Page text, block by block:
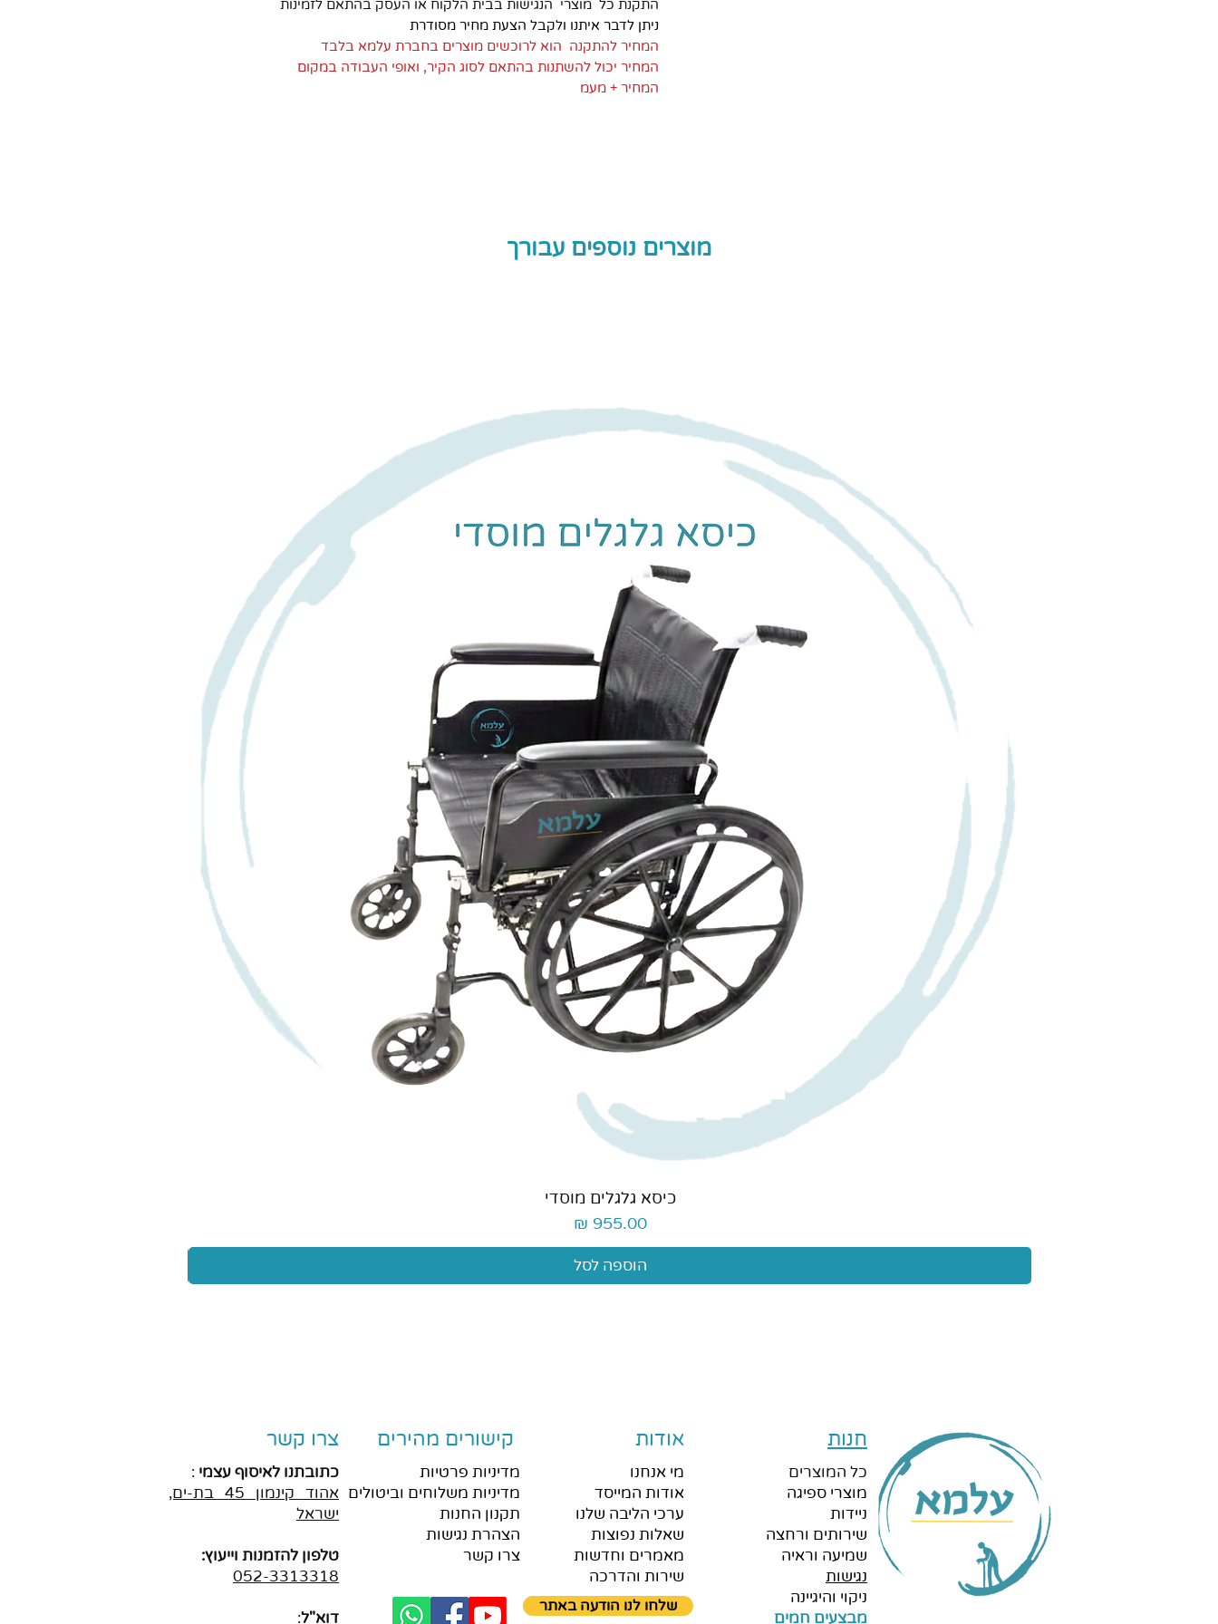
התקנת כל מוצרי הנגישות בבית הלקוח או העסק בהתאם לזמינות
ניתן לדבר איתנו ולקבל הצעת מחיר מסודרת
המחיר להתקנה הוא לרוכשים מוצרים בחברת עלמא בלבד
המחיר יכול להשתנות בהתאם לסוג הקיר, ואופי העבודה במקום
המחיר + מעמ
מוצרים נוספים עבורך
תצוגה מהירה
כיסא גלגלים מוסדי
מחיר‏955.00 ‏₪
הוספה לסל
צרו קשר
כתובתנו לאיסוף עצמי :
אהוד
קינמון 45 בת-ים,
ישראל
טלפון להזמנות וייעוץ:
052-3313318
דוא"ל:
קישורים מהירים
מדיניות פרטיות
מדיניות משלוחים וביטולים
תקנון החנות
הצהרת נגישות
צרו קשר
אודות
מי אנחנו
אודות המייסד
ערכי הליבה שלנו
שאלות נפוצות
מאמרים וחדשות
שירות והדרכה
שלחו לנו הודעה באתר
חנות
כל המוצרים
מוצרי ספיגה
ניידות
שירותים ורחצה
שמיעה וראיה
נגישות
ניקוי והיגיינה
מבצעים חמים